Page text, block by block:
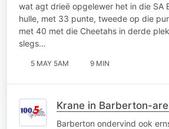
wat agt drieë opgelewer het in die SA
hulle, met 33 punte, tweede op die
met 40 met die Cheetahs in derde
slegs…
5 MAY 5AM 9 MIN
Krane in Barberton-
Barberton ondervind ook